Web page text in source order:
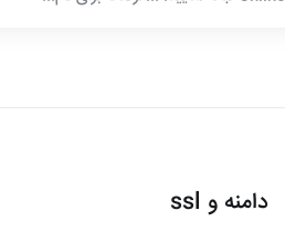
دامنه و ssl